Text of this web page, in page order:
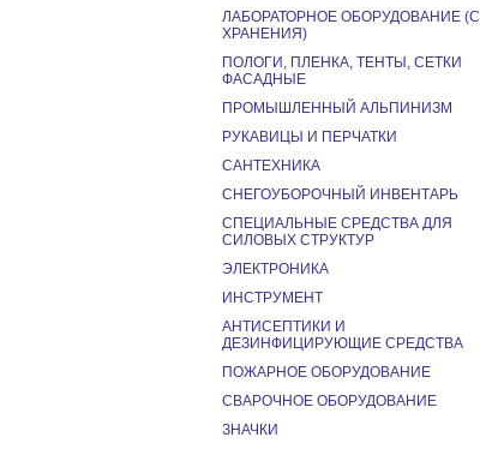
ЛАБОРАТОРНОЕ ОБОРУДОВАНИЕ (С
ХРАНЕНИЯ)
ПОЛОГИ, ПЛЕНКА, ТЕНТЫ, СЕТКИ
ФАСАДНЫЕ
ПРОМЫШЛЕННЫЙ АЛЬПИНИЗМ
РУКАВИЦЫ И ПЕРЧАТКИ
САНТЕХНИКА
СНЕГОУБОРОЧНЫЙ ИНВЕНТАРЬ
СПЕЦИАЛЬНЫЕ СРЕДСТВА ДЛЯ
СИЛОВЫХ СТРУКТУР
ЭЛЕКТРОНИКА
ИНСТРУМЕНТ
АНТИСЕПТИКИ И
ДЕЗИНФИЦИРУЮЩИЕ СРЕДСТВА
ПОЖАРНОЕ ОБОРУДОВАНИЕ
СВАРОЧНОЕ ОБОРУДОВАНИЕ
ЗНАЧКИ